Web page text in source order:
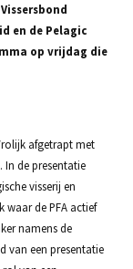
en de Pelagic
op vrijdag die
afgetrapt met
In de presentatie
visserij en
waar de PFA actief
namens de
van een presentatie